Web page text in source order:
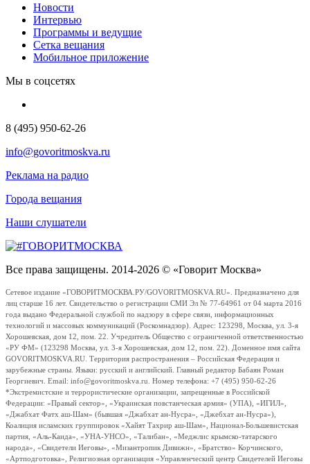
Новости
Интервью
Программы и ведущие
Сетка вещания
Мобильное приложение
Мы в соцсетях
8 (495) 950-62-26
info@govoritmoskva.ru
Реклама на радио
Города вещания
Наши слушатели
Все права защищены. 2014-2026 © «Говорит Москва»
Сетевое издание «ГОВОРИТМОСКВА.РУ/GOVORITMOSKVA.RU». Предназначено для
лиц старше 16 лет. Свидетельство о регистрации СМИ Эл № 77-64961 от 04 марта 2016
года выдано Федеральной службой по надзору в сфере связи, информационных
технологий и массовых коммуникаций (Роскомнадзор). Адрес: 123298, Москва, ул. 3-я
Хорошевская, дом 12, пом. 22. Учредитель Общество с ограниченной ответственностью
«РУ ФМ» (123298 Москва, ул. 3-я Хорошевская, дом 12, пом. 22). Доменное имя сайта
GOVORITMOSKVA.RU. Территория распространения – Российская Федерация и
зарубежные страны. Языки: русский и английский. Главный редактор Бабаян Роман
Георгиевич. Email: info@govoritmoskva.ru. Номер телефона: +7 (495) 950-62-26
*Экстремистские и террористические организации, запрещенные в Российской
Федерации: «Правый сектор», «Украинская повстанческая армия» (УПА), «ИГИЛ»,
«Джабхат Фатх аш-Шам» (бывшая «Джабхат ан-Нусра», «Джебхат ан-Нусра»),
Коалиция исламских группировок «Хайят Тахрир аш-Шам», Национал-Большевистская
партия, «Аль-Каида», «УНА-УНСО», «Талибан», «Меджлис крымско-татарского
народа», «Свидетели Иеговы», «Мизантропик Дивижн», «Братство» Корчинского,
«Артподготовка», Религиозная организация «Управленческий центр Свидетелей Иеговы